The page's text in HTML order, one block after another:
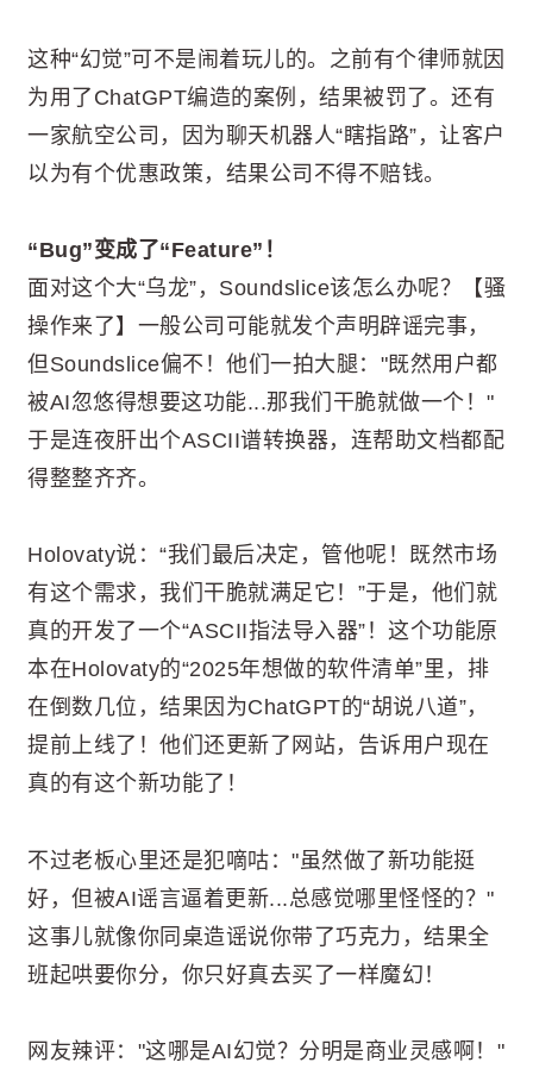
这种“幻觉”可不是闹着玩儿的。之前有个律师就因
为用了ChatGPT编造的案例，结果被罚了。还有
一家航空公司，因为聊天机器人“瞎指路”，让客户
以为有个优惠政策，结果公司不得不赔钱。
“Bug”变成了“Feature”！
面对这个大“乌龙”，Soundslice该怎么办呢？【骚
操作来了】一般公司可能就发个声明辟谣完事，
但Soundslice偏不！他们一拍大腿："既然用户都
被AI忽悠得想要这功能...那我们干脆就做一个！"
于是连夜肝出个ASCII谱转换器，连帮助文档都配
得整整齐齐。
Holovaty说：“我们最后决定，管他呢！既然市场
有这个需求，我们干脆就满足它！”于是，他们就
真的开发了一个“ASCII指法导入器”！这个功能原
本在Holovaty的“2025年想做的软件清单”里，排
在倒数几位，结果因为ChatGPT的“胡说八道”，
提前上线了！他们还更新了网站，告诉用户现在
真的有这个新功能了！
不过老板心里还是犯嘀咕："虽然做了新功能挺
好，但被AI谣言逼着更新...总感觉哪里怪怪的？"
这事儿就像你同桌造谣说你带了巧克力，结果全
班起哄要你分，你只好真去买了一样魔幻！
网友辣评："这哪是AI幻觉？分明是商业灵感啊！"